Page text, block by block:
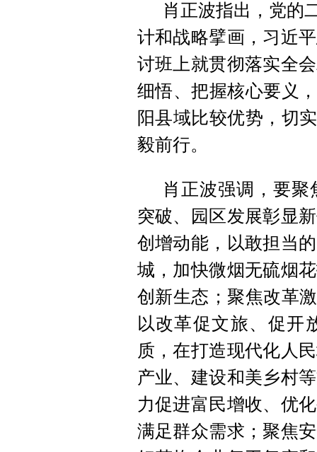
肖正波指出，党的
计和战略擘画，习近
讨班上就贯彻落实全
细悟、把握核心要义
阳县域比较优势，切
毅前行。
肖正波强调，要
突破、园区发展彰显
创增动能，以敢担当
城，加快微烟无硫烟
创新生态；聚焦改革
以改革促文旅、促开
质，在打造现代化人
产业、建设和美乡村
力促进富民增收、优
满足群众需求；聚焦